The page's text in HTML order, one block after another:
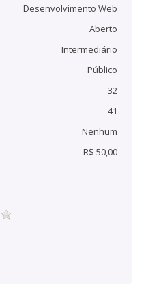
Desenvolvimento Web
Aberto
Intermediário
Público
32
41
Nenhum
R$ 50,00